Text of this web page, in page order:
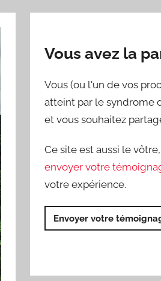
Vous avez la
Vous (ou l'un de vos
atteint par le syndrome
et vous souhaitez
Ce site est aussi le
envoyer votre
votre expérience.
Envoyer votre